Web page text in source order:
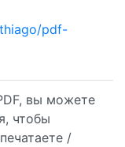
pdf-
вы можете
чтобы
/